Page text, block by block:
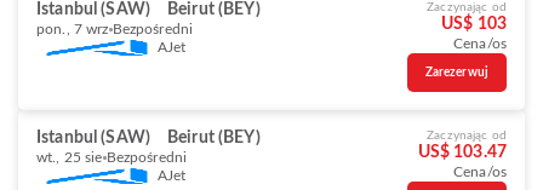
Istanbul (SAW) Beirut (BEY)
pon., 7 wrz Bezpośredni
AJet
Zaczynając od
US$ 103
Cena/os
Zarezerwuj
Istanbul (SAW) Beirut (BEY)
wt., 25 sie Bezpośredni
AJet
Zaczynając od
US$ 103.47
Cena/os